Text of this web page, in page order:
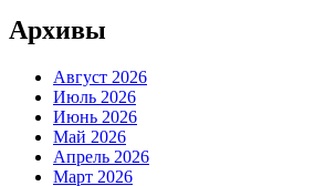
Архивы
Август 2026
Июль 2026
Июнь 2026
Май 2026
Апрель 2026
Март 2026